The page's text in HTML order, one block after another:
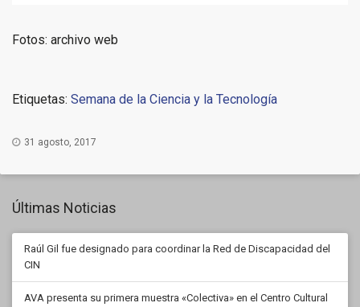
Fotos: archivo web
Etiquetas: Semana de la Ciencia y la Tecnología
31 agosto, 2017
Últimas Noticias
Raúl Gil fue designado para coordinar la Red de Discapacidad del
CIN
AVA presenta su primera muestra «Colectiva» en el Centro Cultural